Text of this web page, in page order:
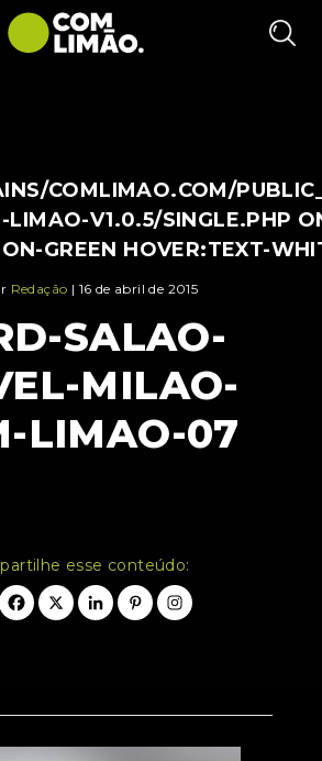
COMLIMAO.COM/
LIMAO-V1.0.5/SINGLE.PHP
GREEN HOVER:TEXT-
Redação | 16 de abril de 2015
SALAO-
MILAO-
LIMAO-07
esse conteúdo: